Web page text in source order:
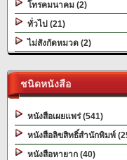
โทรคมนาคม (2)
ทั่วไป (21)
ไม่สังกัดหมวด (2)
ชนิดหนังสือ
หนังสือเผยแพร่ (541)
หนังสือลิขสิทธิ์สำนักพิมพ์
หนังสือหายาก (40)